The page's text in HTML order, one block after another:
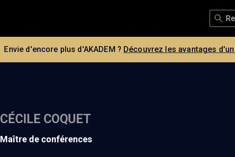
Envie d'encore plus d'AKADEM ? Découvrez les avantages
CÉCILE COQUET
maître de conférences